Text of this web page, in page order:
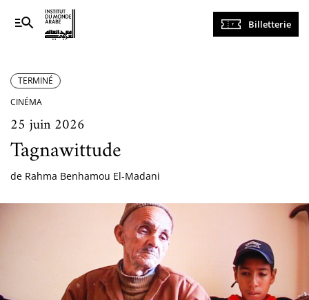
Navigation
principale
Billetterie
TERMINÉ
CINÉMA
25 juin 2026
Tagnawittude
de Rahma Benhamou El-Madani